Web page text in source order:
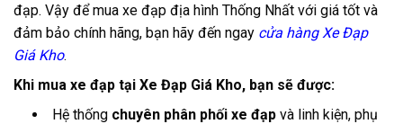
đạp. Vậy để mua xe đạp địa hình Thống Nhất với giá tốt và
đảm bảo chính hãng, bạn hãy đến ngay cửa hàng Xe Đạp
Giá Kho.
Khi mua xe đạp tại Xe Đạp Giá Kho, bạn sẽ được:
Hệ thống chuyên phân phối xe đạpvà linh kiện, phụ